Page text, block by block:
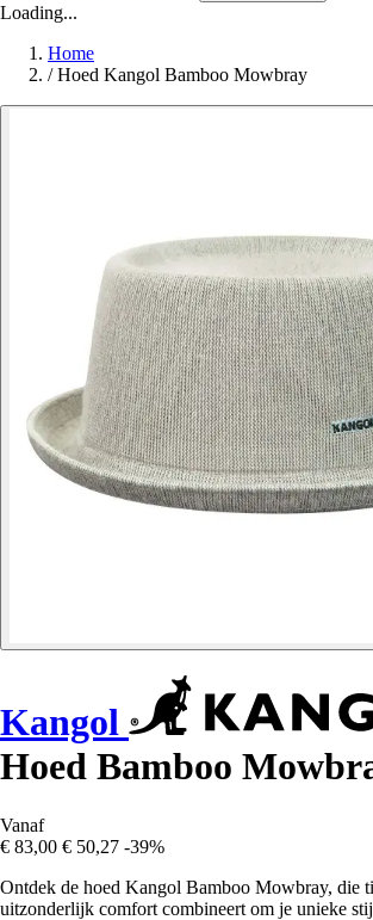
Loading...
Home
/ Hoed Kangol Bamboo Mowbray
Kangol
Hoed Bamboo
Vanaf
€ 83,00 € 50,27 -39%
Ontdek de hoed Kangol Bamboo Mowbray, die
uitzonderlijk comfort combineert om je unieke